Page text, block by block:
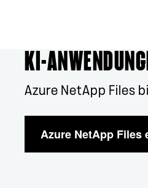
KI-
Azure NetApp Files
Azure NetApp Files